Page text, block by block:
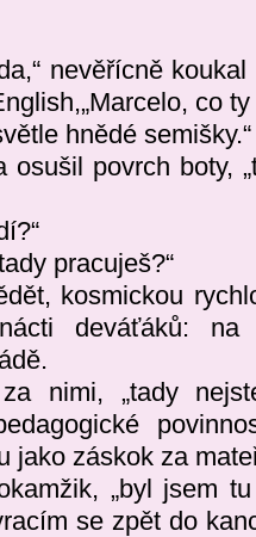
nevěřícně
„Marcelo, co
hnědé semišky.“
osušil povrch boty,
pracuješ?“
kosmickou
deváťáků:
za nimi, „tady
jako záskok za
„byl jsem
se zpět do